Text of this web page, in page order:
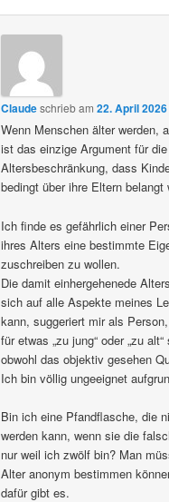
Claudeschriebam22. April
Wenn Menschen älter werden,
ist das einzige Argument für die
Altersbeschränkung, dass
bedingt über ihre Eltern belangt
Ich finde es gefährlich einer
ihres Alters eine bestimmte
zuschreiben zu wollen.
Die damit einhergehenede
sich auf alle Aspekte meines
kann, suggeriert mir als
für etwas „zu jung“ oder „zu
obwohl das objektiv gesehen
Ich bin völlig ungeeignet
Bin ich eine Pfandflasche, die
werden kann, wenn sie die
nur weil ich zwölf bin? Man
Alter anonym bestimmen
dafür gibt es.